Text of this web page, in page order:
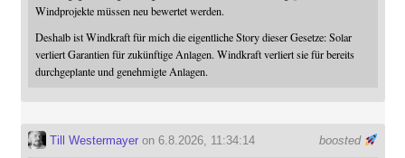
Windprojekte müssen neu bewertet werden.
Deshalb ist Windkraft für mich die eigentliche Story dieser Gesetze: Solar
verliert Garantien für zukünftige Anlagen. Windkraft verliert sie für bereits
durchgeplante und genehmigte Anlagen.
boosted
Till Westermayeron 6.8.2026, 11:34:14